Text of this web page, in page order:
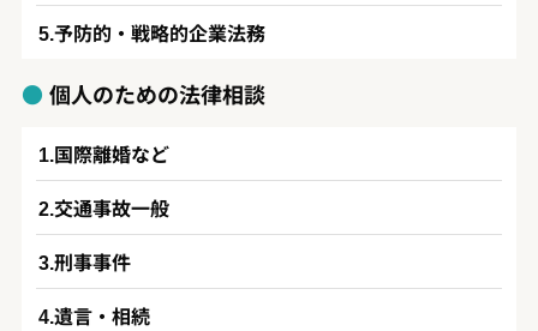
予防的・戦略的企業法務
個人のための法律相談
国際離婚など
交通事故一般
刑事事件
遺言・相続